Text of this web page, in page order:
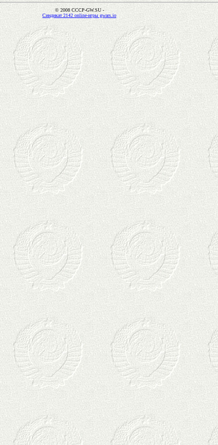
© 2008 CCCP-GW.SU -
Синдикат 2142 online-игры gwars.io